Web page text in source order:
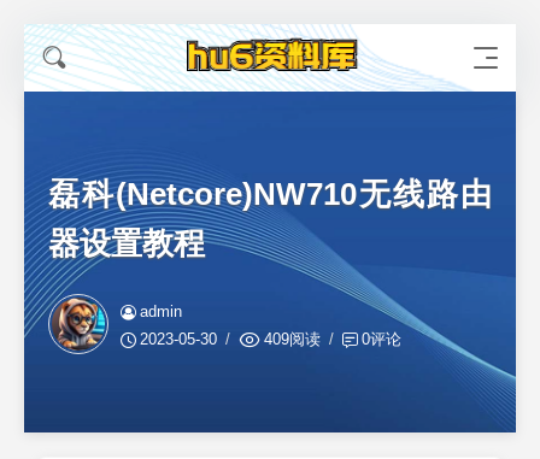
磊科(Netcore)NW710无线路由
器设置教程
admin
2023-05-30
409阅读 0评论